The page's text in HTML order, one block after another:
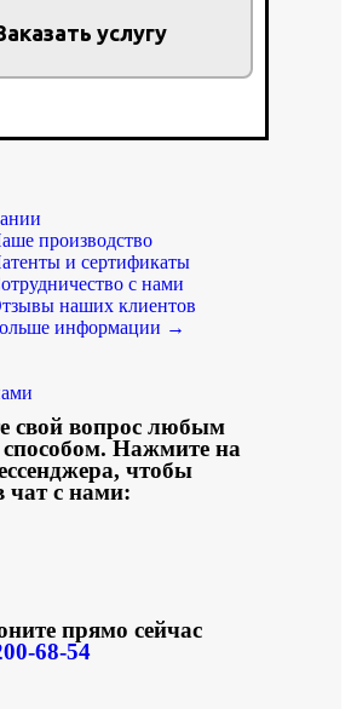
услугу
производство
и сертификаты
с нами
наших клиентов
информации →
свой вопрос любым
Нажмите на
чтобы
чат с нами:
прямо сейчас
68-54